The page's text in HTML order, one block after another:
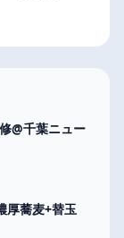
@千葉ニュー
厚蕎麦+替玉